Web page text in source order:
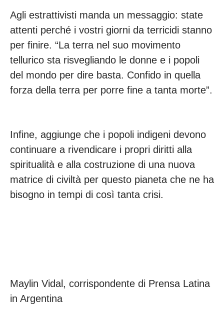
Agli estrattivisti manda un messaggio: state
attenti perché i vostri giorni da terricidi stanno
per finire. “La terra nel suo movimento
tellurico sta risvegliando le donne e i popoli
del mondo per dire basta. Confido in quella
forza della terra per porre fine a tanta morte”.
Infine, aggiunge che i popoli indigeni devono
continuare a rivendicare i propri diritti alla
spiritualità e alla costruzione di una nuova
matrice di civiltà per questo pianeta che ne ha
bisogno in tempi di così tanta crisi.
Maylin Vidal, corrispondente di Prensa Latina
in Argentina